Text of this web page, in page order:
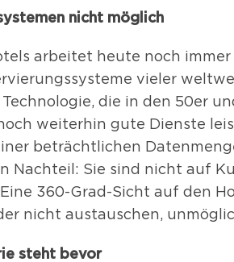
nicht möglich
arbeitet heute noch
vieler
die in den 50er
weiterhin gute Dienste
beträchtlichen
Nachteil: Sie sind nicht auf
360-Grad-Sicht auf den
nicht austauschen,
steht bevor